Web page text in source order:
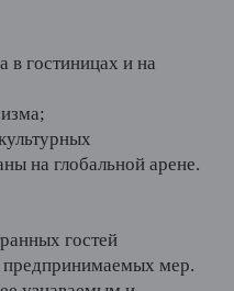
в гостиницах и на
на глобальной арене.
гостей
предпринимаемых мер.